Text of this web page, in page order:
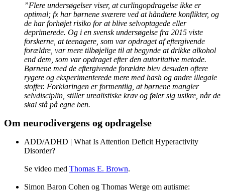
”Flere undersøgelser viser, at curlingopdragelse ikke er
optimal; fx har børnene sværere ved at håndtere konflikter, og
de har forhøjet risiko for at blive selvoptagede eller
deprimerede. Og i en svensk undersøgelse fra 2015 viste
forskerne, at teenagere, som var opdraget af eftergivende
forældre, var mere tilbøjelige til at begynde at drikke alkohol
end dem, som var opdraget efter den autoritative metode.
Børnene med de eftergivende forældre blev desuden oftere
rygere og eksperimenterede mere med hash og andre illegale
stoffer. Forklaringen er formentlig, at børnene mangler
selvdisciplin, stiller urealistiske krav og føler sig usikre, når de
skal stå på egne ben.
Om neurodivergens og opdragelse
ADD/ADHD | What Is Attention Deficit Hyperactivity
Disorder?
Se video med Thomas E. Brown.
Simon Baron Cohen og Thomas Werge om autisme: